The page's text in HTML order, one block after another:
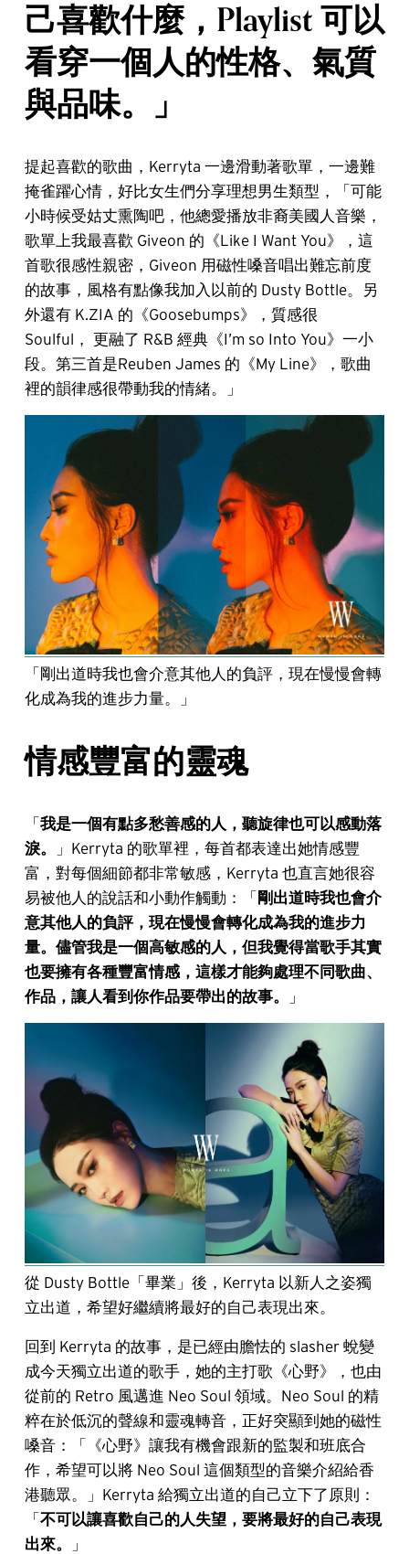
己喜歡什麼，Playlist 可以
看穿一個人的性格、氣質
與品味。」
提起喜歡的歌曲，Kerryta 一邊滑動著歌單，一邊難
掩雀躍心情，好比女生們分享理想男生類型，「可能
小時候受姑丈熏陶吧，他總愛播放非裔美國人音樂，
歌單上我最喜歡 Giveon 的《Like I Want You》，這
首歌很感性親密，Giveon 用磁性嗓音唱出難忘前度
的故事，風格有點像我加入以前的 Dusty Bottle。另
外還有 K.ZIA 的《Goosebumps》，質感很
Soulful， 更融了 R&B 經典《I’m so Into You》一小
段。第三首是Reuben James 的《My Line》，歌曲
裡的韻律感很帶動我的情緒。」
「剛出道時我也會介意其他人的負評，現在慢慢會轉
化成為我的進步力量。」
情感豐富的靈魂
「 我是一個有點多愁善感的人，聽旋律也可以感動落
淚。
」Kerryta 的歌單裡，每首都表達出她情感豐
富，對每個細節都非常敏感，Kerryta 也直言她很容
易被他人的說話和小動作觸動：「 剛出道時我也會介
意其他人的負評，現在慢慢會轉化成為我的進步力
量。儘管我是一個高敏感的人，但我覺得當歌手其實
也要擁有各種豐富情感，這樣才能夠處理不同歌曲、
作品，讓人看到你作品要帶出的故事。
」
從 Dusty Bottle「畢業」後，Kerryta 以新人之姿獨
立出道，希望好繼續將最好的自己表現出來。
回到 Kerryta 的故事，是已經由膽怯的 slasher 蛻變
成今天獨立出道的歌手，她的主打歌《心野》，也由
從前的 Retro 風邁進 Neo Soul 領域。Neo Soul 的精
粹在於低沉的聲線和靈魂轉音，正好突顯到她的磁性
嗓音：「《心野》讓我有機會跟新的監製和班底合
作，希望可以將 Neo Soul 這個類型的音樂介紹給香
港聽眾。」Kerryta 給獨立出道的自己立下了原則：
「 不可以讓喜歡自己的人失望，要將最好的自己表現
出來。
」